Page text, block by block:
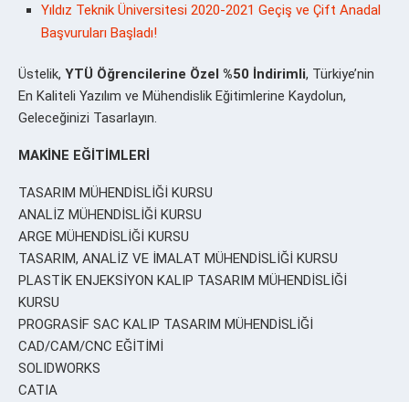
Yıldız Teknik Üniversitesi 2020-2021 Geçiş ve Çift Anadal
Başvuruları Başladı!
Üstelik, YTÜ Öğrencilerine Özel %50 İndirimli, Türkiye’nin
En Kaliteli Yazılım ve Mühendislik Eğitimlerine Kaydolun,
Geleceğinizi Tasarlayın.
MAKİNE EĞİTİMLERİ
TASARIM MÜHENDİSLİĞİ KURSU
ANALİZ MÜHENDİSLİĞİ KURSU
ARGE MÜHENDİSLİĞİ KURSU
TASARIM, ANALİZ VE İMALAT MÜHENDİSLİĞİ KURSU
PLASTİK ENJEKSİYON KALIP TASARIM MÜHENDİSLİĞİ
KURSU
PROGRASİF SAC KALIP TASARIM MÜHENDİSLİĞİ
CAD/CAM/CNC EĞİTİMİ
SOLIDWORKS
CATIA